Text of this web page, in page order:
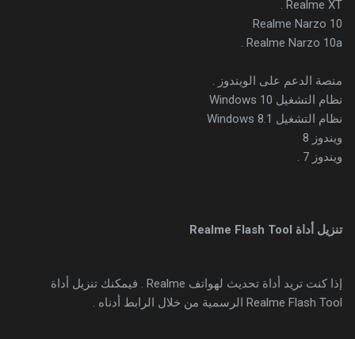
Realme XT .
Realme Narzo 10
Realme Narzo 10a .
منصة الدعم على الويندوز .
نظام التشغيل Windows 10
نظام التشغيل Windows 8.1
ويندوز 8
ويندوز 7 .
تنزيل أداة Realme Flash Tool
إذا كنت تريد أداة تحديث لهواتف Realme . فيمكنك تنزيل أداة
Realme Flash Tool الرسمية من خلال الرابط أدناه .